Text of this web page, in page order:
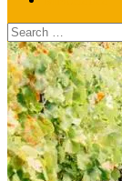
Search
for: